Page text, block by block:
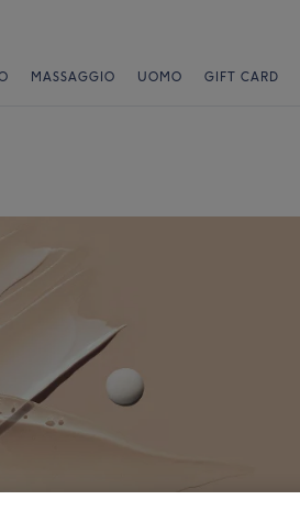
MASSAGGIO UOMO GIFT CARD